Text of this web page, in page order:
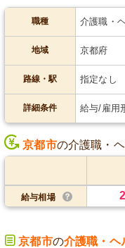
職種 介護職・
地域 京都府
路線・駅 指定なし
詳細条件 給与/雇用
京都市の介護職・
給与相場
京都市の介護職・ヘ